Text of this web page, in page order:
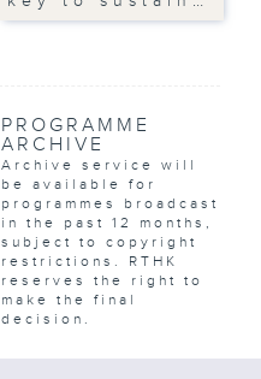
PROGRAMME
ARCHIVE
Archive service will
be available for
programmes broadcast
in the past 12 months,
subject to copyright
restrictions. RTHK
reserves the right to
make the final
decision.